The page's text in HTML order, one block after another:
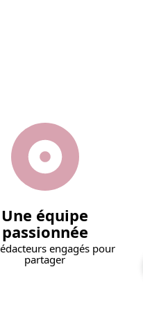
Une équipe
passionnée
engagés pour
partager